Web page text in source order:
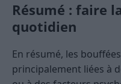
Résumé : faire
quotidien
En résumé, les
principalement liées à